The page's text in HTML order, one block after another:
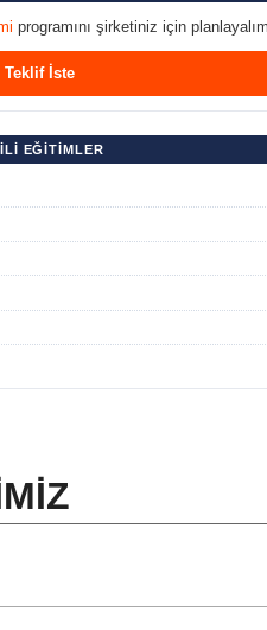
programını şirketiniz için
Teklif İste
EĞİTİMLER